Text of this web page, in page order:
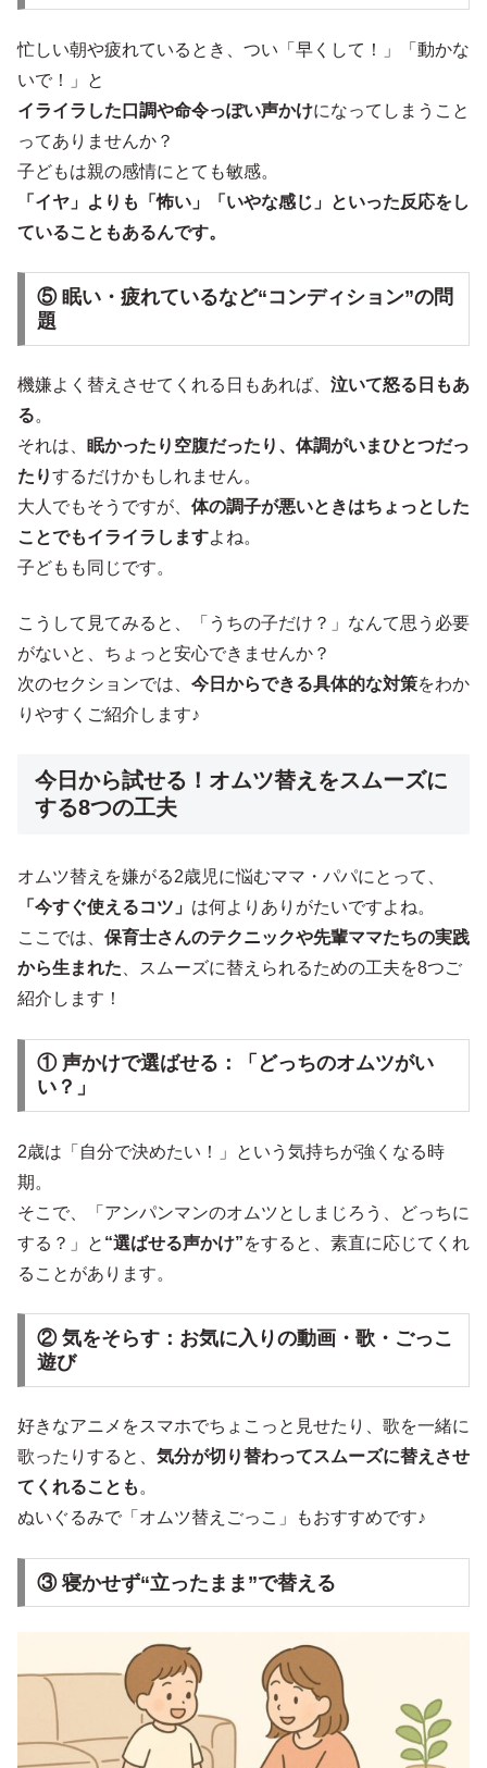
忙しい朝や疲れているとき、つい「早くして！」「動かな
いで！」と
イライラした口調や命令っぽい声かけになってしまうこと
ってありませんか？
子どもは親の感情にとても敏感。
「イヤ」よりも「怖い」「いやな感じ」といった反応をし
ていることもあるんです。
⑤ 眠い・疲れているなど“コンディション”の問
題
機嫌よく替えさせてくれる日もあれば、 泣いて怒る日もあ
る。
それは、 眠かったり空腹だったり、体調がいまひとつだっ
たりするだけかもしれません。
大人でもそうですが、 体の調子が悪いときはちょっとした
ことでもイライラしますよね。
子どもも同じです。
こうして見てみると、「うちの子だけ？」なんて思う必要
がないと、ちょっと安心できませんか？
次のセクションでは、 今日からできる具体的な対策をわか
りやすくご紹介します♪
今日から試せる！オムツ替えをスムーズに
する8つの工夫
オムツ替えを嫌がる2歳児に悩むママ・パパにとって、
「今すぐ使えるコツ」 は何よりありがたいですよね。
ここでは、 保育士さんのテクニックや先輩ママたちの実践
から生まれた 、スムーズに替えられるための工夫を8つご
紹介します！
① 声かけで選ばせる：「どっちのオムツがい
い？」
2歳は「自分で決めたい！」という気持ちが強くなる時
期。
そこで、「アンパンマンのオムツとしまじろう、どっちに
する？」と “選ばせる声かけ”をすると、素直に応じてくれ
ることがあります。
② 気をそらす：お気に入りの動画・歌・ごっこ
遊び
好きなアニメをスマホでちょこっと見せたり、歌を一緒に
歌ったりすると、 気分が切り替わってスムーズに替えさせ
てくれることも。
ぬいぐるみで「オムツ替えごっこ」もおすすめです♪
③ 寝かせず“立ったまま”で替える